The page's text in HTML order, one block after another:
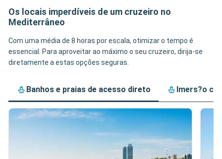
Os locais imperdíveis de um cruzeiro no
Mediterrâneo
Com uma média de 8 horas por escala, otimizar o tempo é
essencial. Para aproveitar ao máximo o seu cruzeiro, dirija-se
diretamente a estas opções seguras.
Banhos e praias de acesso direto Imers?o